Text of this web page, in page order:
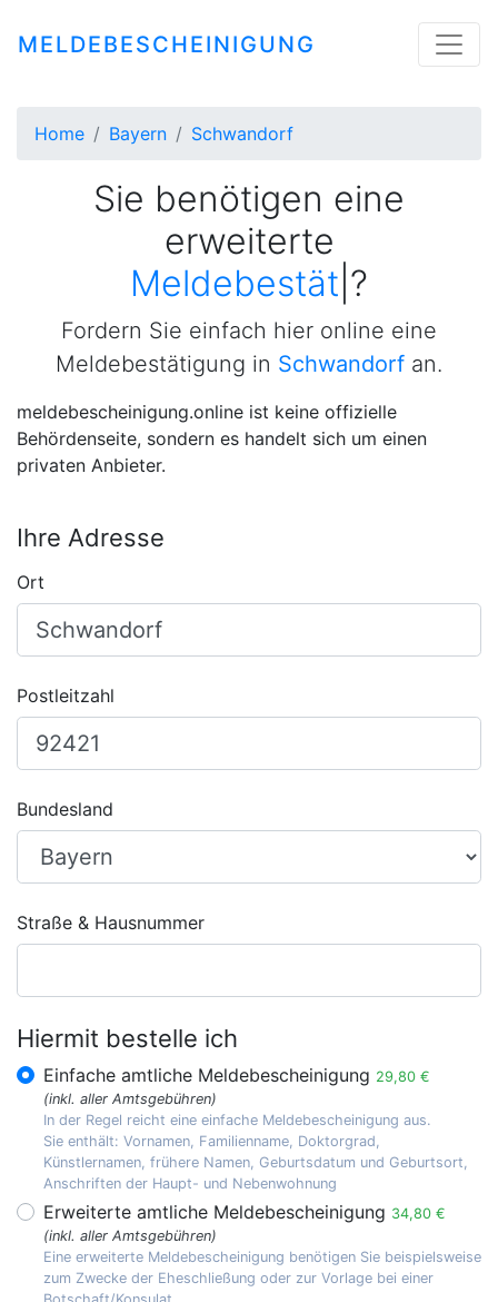
MELDEBESCHEINIGUNG
Home Bayern Schwandorf
Sie benötigen eine
erweiterte
Meldebestätigung
Fordern Sie einfach hier online eine
Meldebestätigung in Schwandorf an.
meldebescheinigung.online ist keine offizielle
Behördenseite, sondern es handelt sich um einen
privaten Anbieter.
Ihre Adresse
Ort
Postleitzahl
Bundesland
Straße & Hausnummer
Hiermit bestelle ich
Einfache amtliche Meldebescheinigung 29,80 €
(inkl. aller Amtsgebühren)
In der Regel reicht eine einfache Meldebescheinigung aus.
Sie enthält: Vornamen, Familienname, Doktorgrad,
Künstlernamen, frühere Namen, Geburtsdatum und Geburtsort,
Anschriften der Haupt- und Nebenwohnung
Erweiterte amtliche Meldebescheinigung 34,80 €
(inkl. aller Amtsgebühren)
Eine erweiterte Meldebescheinigung benötigen Sie beispielsweise
zum Zwecke der Eheschließung oder zur Vorlage bei einer